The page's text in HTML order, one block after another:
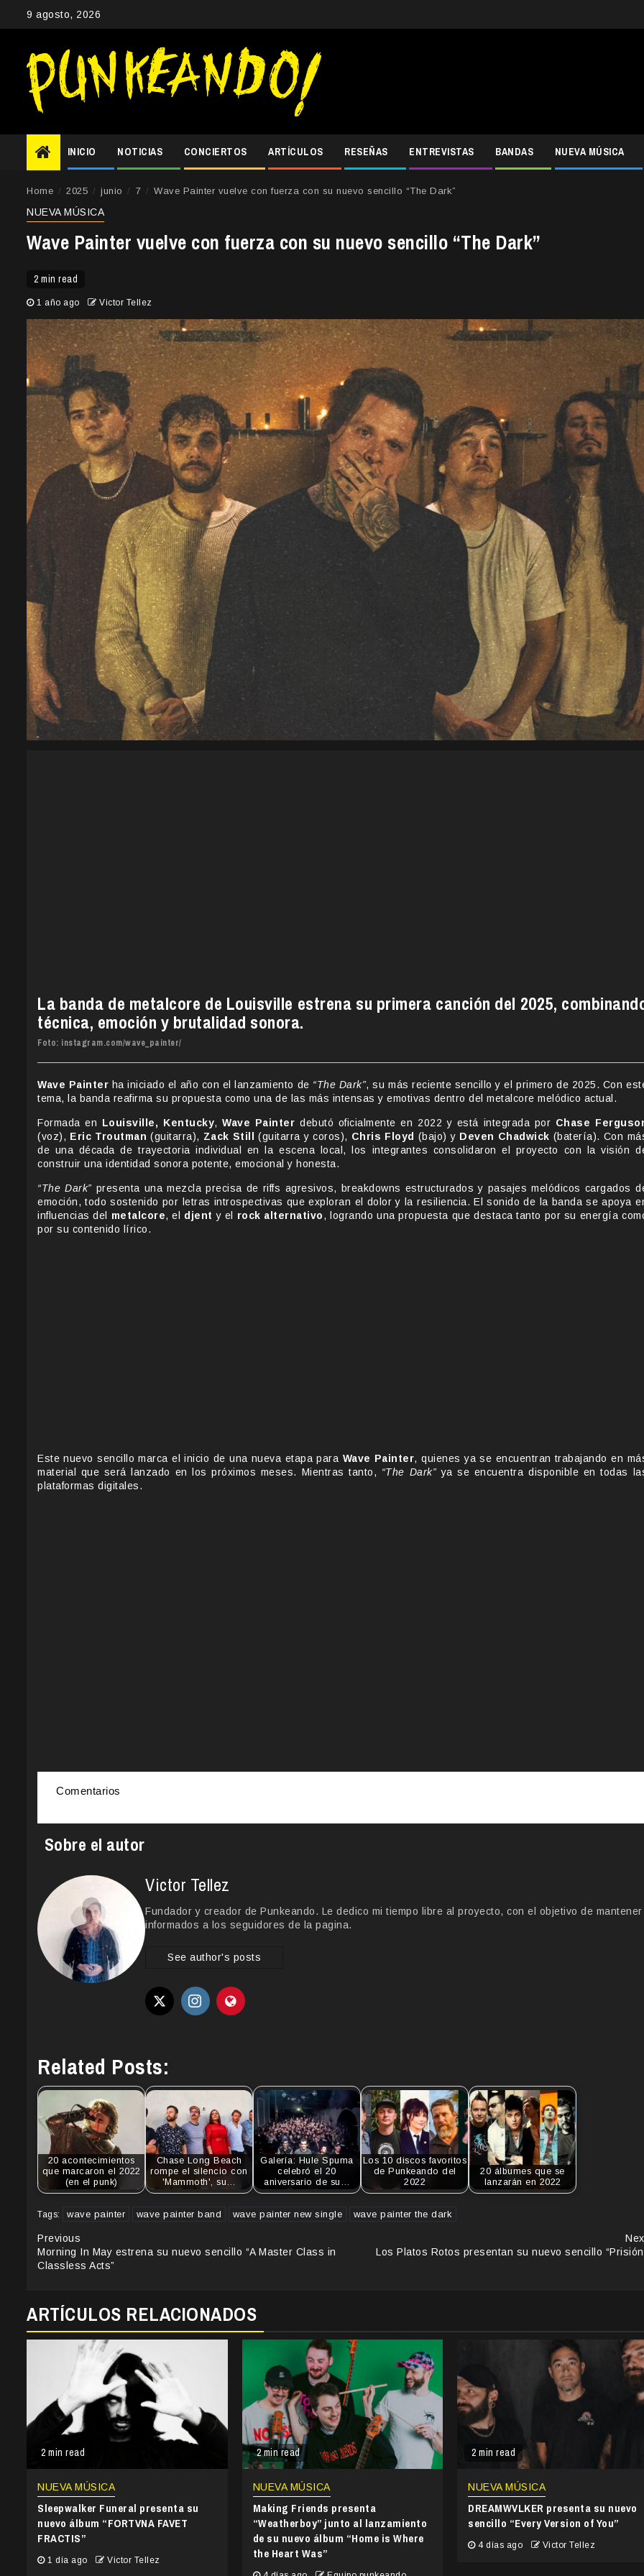
9 agosto, 2026
INICIO NOTICIAS CONCIERTOS ARTÍCULOS RESEÑAS ENTREVISTAS BANDAS NUEVA MÚSICA
Home 2025 junio 7 Wave Painter vuelve con fuerza con su nuevo sencillo “The Dark”
NUEVA MÚSICA
Wave Painter vuelve con fuerza con su nuevo sencillo “The Dark”
2 min read
1 año ago Victor Tellez
La banda de metalcore de Louisville estrena su primera canción del 2025,
técnica, emoción y brutalidad sonora.
Foto: instagram.com/wave_painter/
Wave Painter ha iniciado el año con el lanzamiento de “The Dark”, su más reciente sencillo y el primero de 2025. Con
tema, la banda reafirma su propuesta como una de las más intensas y emotivas dentro del metalcore melódico actual.
Formada en Louisville, Kentucky,Wave Painter debutó oficialmente en 2022 y está integrada por Chase
(voz), Eric Troutman (guitarra), Zack Still (guitarra y coros), Chris Floyd (bajo) y Deven Chadwick (batería). Con
de una década de trayectoria individual en la escena local, los integrantes consolidaron el proyecto con la visión
construir una identidad sonora potente, emocional y honesta.
“The Dark” presenta una mezcla precisa de riffs agresivos, breakdowns estructurados y pasajes melódicos cargados
emoción, todo sostenido por letras introspectivas que exploran el dolor y la resiliencia. El sonido de la banda se apoya
influencias del metalcore, el djent y el rock alternativo, logrando una propuesta que destaca tanto por su energía
por su contenido lírico.
Este nuevo sencillo marca el inicio de una nueva etapa para Wave Painter, quienes ya se encuentran trabajando en
material que será lanzado en los próximos meses. Mientras tanto, “The Dark” ya se encuentra disponible en todas
plataformas digitales.
Comentarios
Sobre el autor
Victor Tellez
Fundador y creador de Punkeando. Le dedico mi tiempo libre al proyecto, con el objetivo de mantener
informados a los seguidores de la pagina.
See author's posts
Related Posts:
20 acontecimientos
que marcaron el 2022
(en el punk)
Chase Long Beach
rompe el silencio con
'Mammoth', su…
Galería: Hule Spuma
celebró el 20
aniversario de su…
Los 10 discos favoritos
de Punkeando del
2022
20 álbumes que se
lanzarán en 2022
Tags: wave painter wave painter band wave painter new single wave painter the dark
Continue
Reading
Previous
Morning In May estrena su nuevo sencillo “A Master Class in
Classless Acts”
Los Platos Rotos presentan su nuevo sencillo
ARTÍCULOS RELACIONADOS
2 min read
NUEVA MÚSICA
Sleepwalker Funeral presenta su
nuevo álbum “FORTVNA FAVET
FRACTIS”
1 día ago Victor Tellez
2 min read
NUEVA MÚSICA
Making Friends presenta
“Weatherboy” junto al lanzamiento
de su nuevo álbum “Home is Where
the Heart Was”
2 min read
NUEVA MÚSICA
DREAMWVLKER presenta su nuevo
sencillo “Every Version of You”
4 días ago Victor Tellez